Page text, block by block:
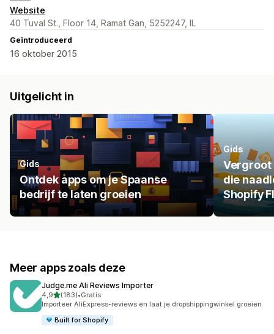
Website
40 Tuval St., Floor 14, Ramat Gan, 5252247, IL
Geïntroduceerd
16 oktober 2015
Uitgelicht in
Gids
Ontdek apps om je Spaanse
bedrijf te laten groeien
Gids
Vergroot
die
Shopify
Meer apps zoals deze
Judge.me Ali Reviews Importer
4,9van 5 sterren
(183)
183 recensies in totaal
•Gratis
Importeer AliExpress-reviews en laat je dropshippingwinkel groeien
Built for Shopify